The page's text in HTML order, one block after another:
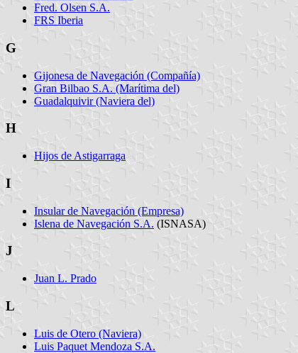
Fred. Olsen S.A.
FRS Iberia
G
Gijonesa de Navegación (Compañía)
Gran Bilbao S.A. (Marítima del)
Guadalquivir (Naviera del)
H
Hijos de Astigarraga
I
Insular de Navegación (Empresa)
Islena de Navegación S.A. (ISNASA)
J
Juan L. Prado
L
Luis de Otero (Naviera)
Luis Paquet Mendoza S.A.